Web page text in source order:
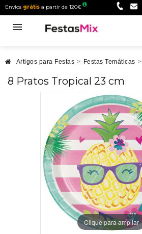
Envios grátis a partir de 120€
Artigos para Festas > Festas Temáticas >
8 Pratos Tropical 23 cm
Clique para ampliar